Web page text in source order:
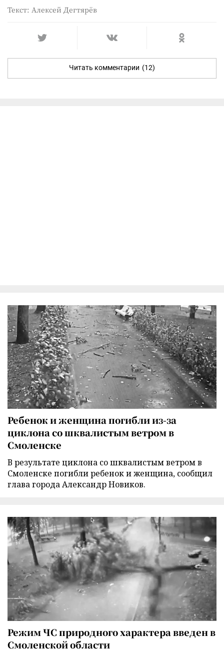
Текст: Алексей Дегтярёв
Читать комментарии (12)
Ребенок и женщина погибли из-за
циклона со шквалистым ветром в
Смоленске
В результате циклона со шквалистым ветром в
Смоленске погибли ребенок и женщина, сообщил
глава города Александр Новиков.
Режим ЧС природного характера введен в
Смоленской области